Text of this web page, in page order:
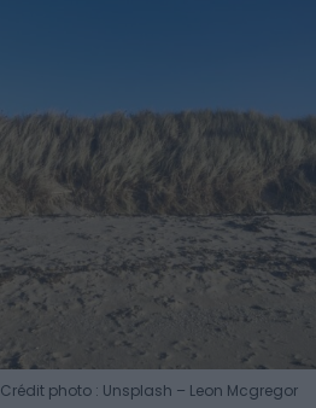
Crédit photo : Unsplash – Leon Mcgregor